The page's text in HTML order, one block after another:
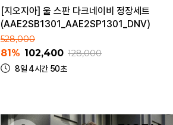
[지오지아] 울 스판 다크네이비 정장세트
(AAE2SB1301_AAE2SP1301_DNV)
528,000
81% 102,400 128,000
8일 4시간 50초